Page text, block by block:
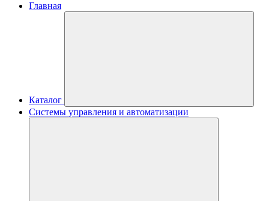
Главная
Каталог
Системы управления и автоматизации